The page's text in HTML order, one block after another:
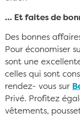
… Et faites de
Des bonnes
Pour économiser
sont une
celles qui sont
rendez- vous sur
Privé. Profitez
vêtements,